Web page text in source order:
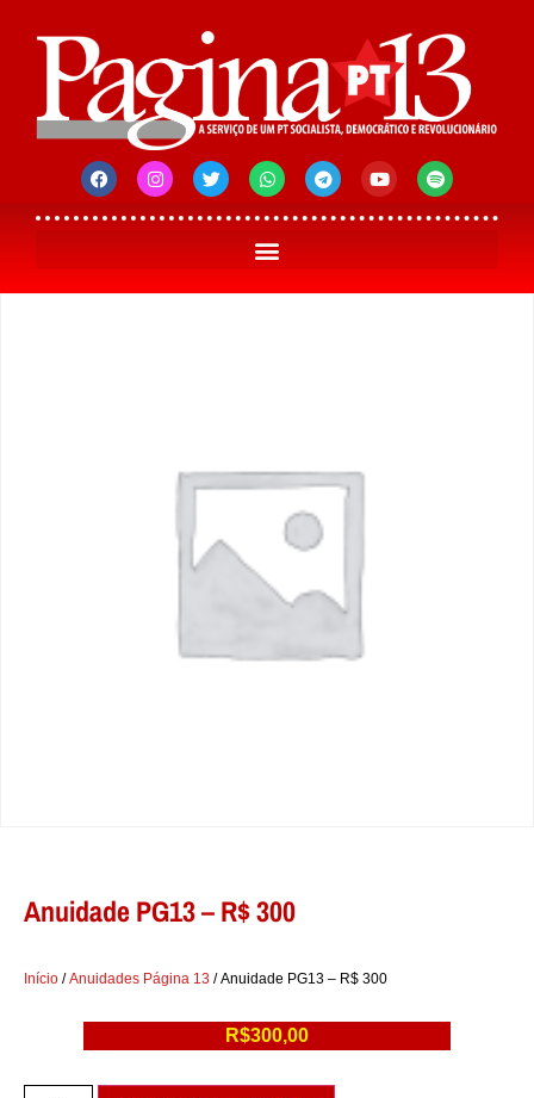
Anuidade PG13 – R$ 300
Início /Anuidades Página 13 / Anuidade PG13 – R$ 300
R$300,00